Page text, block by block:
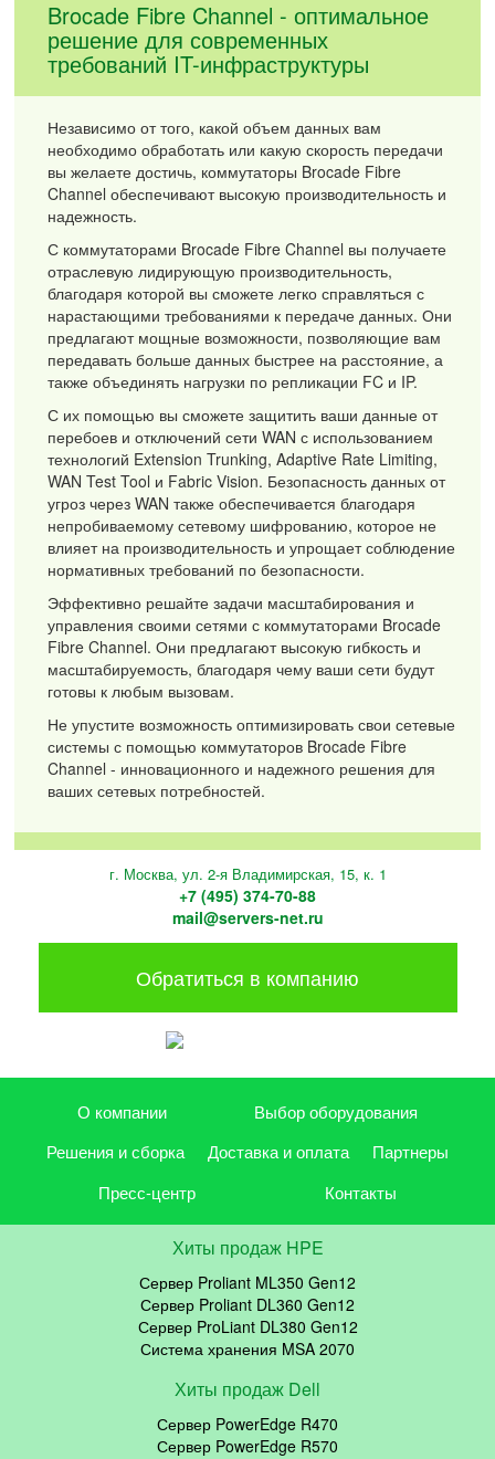
Brocade Fibre Channel - оптимальное
решение для современных
требований IT-инфраструктуры
Независимо от того, какой объем данных вам
необходимо обработать или какую скорость передачи
вы желаете достичь, коммутаторы Brocade Fibre
Channel обеспечивают высокую производительность и
надежность.
С коммутаторами Brocade Fibre Channel вы получаете
отраслевую лидирующую производительность,
благодаря которой вы сможете легко справляться с
нарастающими требованиями к передаче данных. Они
предлагают мощные возможности, позволяющие вам
передавать больше данных быстрее на расстояние, а
также объединять нагрузки по репликации FC и IP.
С их помощью вы сможете защитить ваши данные от
перебоев и отключений сети WAN с использованием
технологий Extension Trunking, Adaptive Rate Limiting,
WAN Test Tool и Fabric Vision. Безопасность данных от
угроз через WAN также обеспечивается благодаря
непробиваемому сетевому шифрованию, которое не
влияет на производительность и упрощает соблюдение
нормативных требований по безопасности.
Эффективно решайте задачи масштабирования и
управления своими сетями с коммутаторами Brocade
Fibre Channel. Они предлагают высокую гибкость и
масштабируемость, благодаря чему ваши сети будут
готовы к любым вызовам.
Не упустите возможность оптимизировать свои сетевые
системы с помощью коммутаторов Brocade Fibre
Channel - инновационного и надежного решения для
ваших сетевых потребностей.
г. Москва, ул. 2-я Владимирская, 15, к. 1
+7 (495) 374-70-88
mail@servers-net.ru
Обратиться в компанию
О компании
Выбор оборудования
Решения и сборка
Доставка и оплата
Партнеры
Пресс-центр
Контакты
Хиты продаж HPE
Сервер Proliant ML350 Gen12
Сервер Proliant DL360 Gen12
Сервер ProLiant DL380 Gen12
Система хранения MSA 2070
Хиты продаж Dell
Сервер PowerEdge R470
Сервер PowerEdge R570